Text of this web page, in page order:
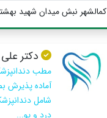
كمالشهر نبش ميدان شهيد
دکتر
مطب
آماده پذیرش
شامل
درد و پو...